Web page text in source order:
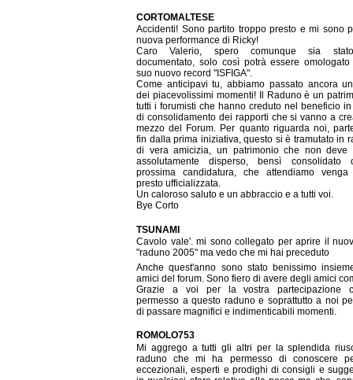
CORTOMALTESE
Accidenti! Sono partito troppo presto e mi sono
nuova performance di Ricky!
Caro Valerio, spero comunque sia
documentato, solo così potrà essere omologato
suo nuovo record "ISFIGA".
Come anticipavi tu, abbiamo passato ancora
dei piacevolissimi momenti! Il Raduno è un
tutti i forumisti che hanno creduto nel beneficio
di consolidamento dei rapporti che si vanno a
mezzo del Forum. Per quanto riguarda noi,
fin dalla prima iniziativa, questo si è tramutato in
di vera amicizia, un patrimonio che non deve
assolutamente disperso, bensì consolidato
prossima candidatura, che attendiamo
presto ufficializzata.
Un caloroso saluto e un abbraccio e a tutti voi.
Bye Corto
TSUNAMI
Cavolo vale'. mi sono collegato per aprire il
"raduno 2005" ma vedo che mi hai preceduto
Anche quest'anno sono stato benissimo
amici del forum. Sono fiero di avere degli amici
Grazie a voi per la vostra partecipazione
permesso a questo raduno e soprattutto a noi
di passare magnifici e indimenticabili momenti.
ROMOLO753
Mi aggrego a tutti gli altri per la splendida
raduno che mi ha permesso di conoscere
eccezionali, esperti e prodighi di consigli e